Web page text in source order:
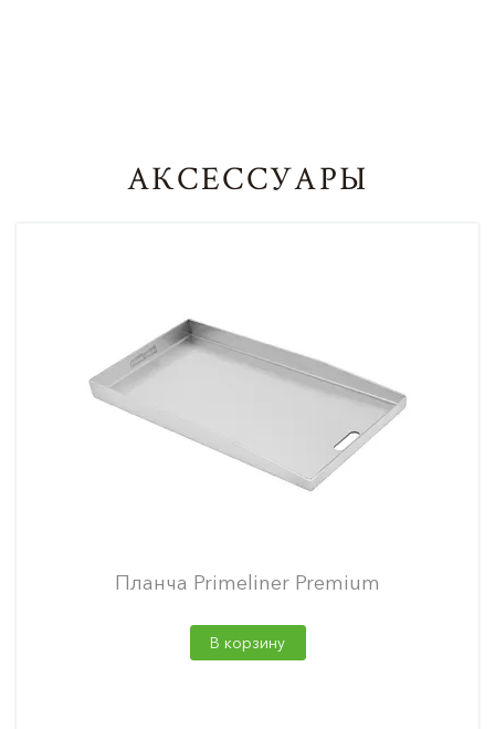
АКСЕССУАРЫ
Планча Primeliner Premium
В корзину